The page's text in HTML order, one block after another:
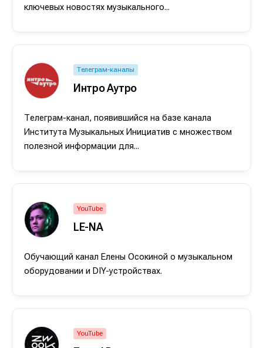
Написание
Исполнение
Инструменты
Оборудование
Индустрия
Написание
Исполнение
Инструменты
Оборудование
Индустрия
ключевых новостях музыкального...
Телеграм-каналы
Интро Аутро
Телеграм-канал, появившийся на базе канала
Института Музыкальных Инициатив с множеством
полезной информации для...
YouTube
LE-NA
Обучающий канал Елены Осокиной о музыкальном
оборудовании и DIY-устройствах.
YouTube